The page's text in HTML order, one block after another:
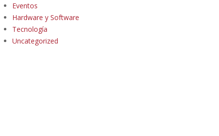
Eventos
Hardware y Software
Tecnología
Uncategorized